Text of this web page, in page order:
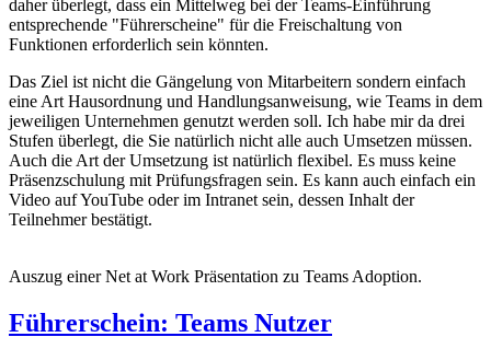
daher überlegt, dass ein Mittelweg bei der Teams-Einführung
entsprechende "Führerscheine" für die Freischaltung von
Funktionen erforderlich sein könnten.
Das Ziel ist nicht die Gängelung von Mitarbeitern sondern einfach
eine Art Hausordnung und Handlungsanweisung, wie Teams in dem
jeweiligen Unternehmen genutzt werden soll. Ich habe mir da drei
Stufen überlegt, die Sie natürlich nicht alle auch Umsetzen müssen.
Auch die Art der Umsetzung ist natürlich flexibel. Es muss keine
Präsenzschulung mit Prüfungsfragen sein. Es kann auch einfach ein
Video auf YouTube oder im Intranet sein, dessen Inhalt der
Teilnehmer bestätigt.
Auszug einer Net at Work Präsentation zu Teams Adoption.
Führerschein: Teams Nutzer